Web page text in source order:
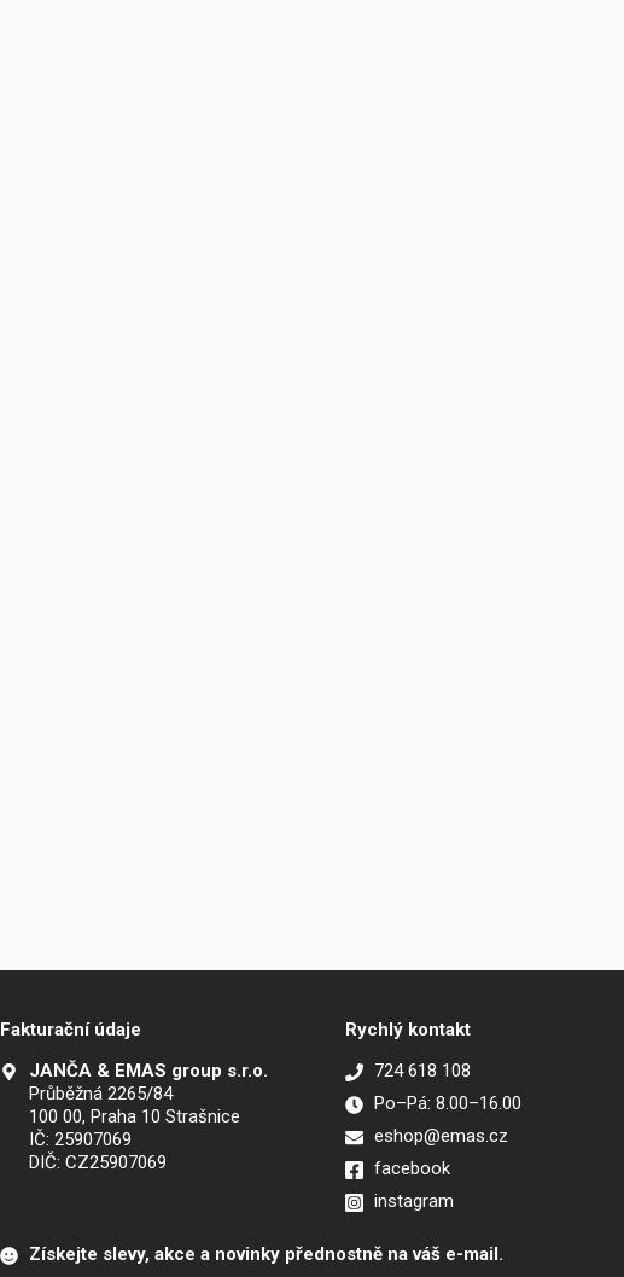
Fakturační údaje
JANČA & EMAS group s.r.o.
Průběžná 2265/84
100 00, Praha 10 Strašnice
IČ: 25907069
DIČ: CZ25907069
Rychlý kontakt
724 618 108
Po–Pá: 8.00–16.00
eshop@emas.cz
facebook
instagram
Získejte slevy, akce a novinky přednostně na váš e-mail.